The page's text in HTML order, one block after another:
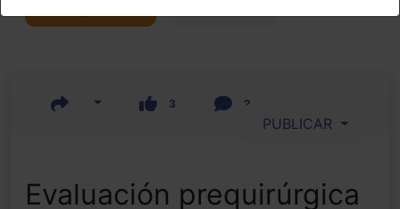
3 2
PUBLICAR
Evaluación prequirúrgica